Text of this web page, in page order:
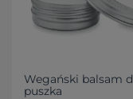
Wegański balsam
puszka